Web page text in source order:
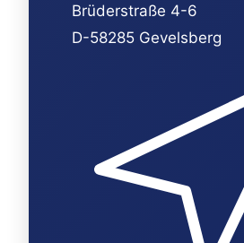
Brüderstraße 4-6
D-58285 Gevelsberg